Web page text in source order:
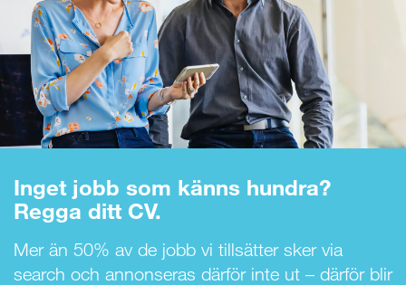
Inget jobb som känns hundra?
Regga ditt CV.
Mer än 50% av de jobb vi tillsätter sker via
search och annonseras därför inte ut – därför blir